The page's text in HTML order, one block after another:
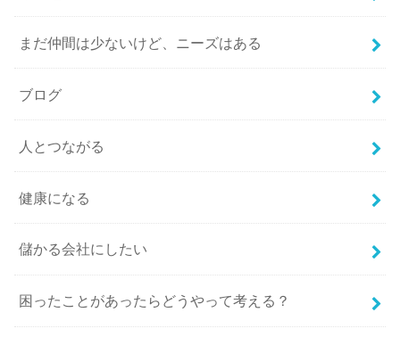
まだ仲間は少ないけど、ニーズはある
ブログ
人とつながる
健康になる
儲かる会社にしたい
困ったことがあったらどうやって考える？